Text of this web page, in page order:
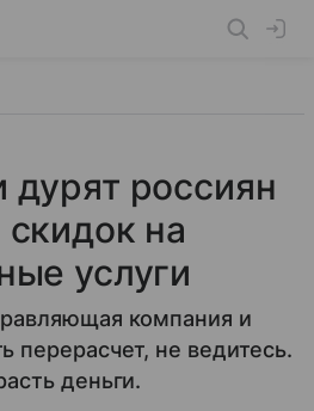
россиян
на
услуги
компания и
перерасчет, не ведитесь.
деньги.